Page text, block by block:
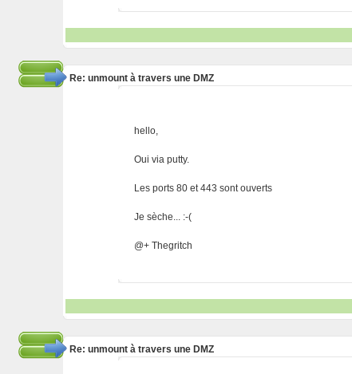
Re: unmount à travers une DMZ
hello,
Oui via putty.
Les ports 80 et 443 sont ouverts
Je sèche... :-(
@+ Thegritch
Re: unmount à travers une DMZ